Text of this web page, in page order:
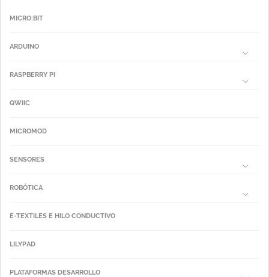
MICRO:BIT
ARDUINO
RASPBERRY PI
QWIIC
MICROMOD
SENSORES
ROBÓTICA
E-TEXTILES E HILO CONDUCTIVO
LILYPAD
PLATAFORMAS DESARROLLO